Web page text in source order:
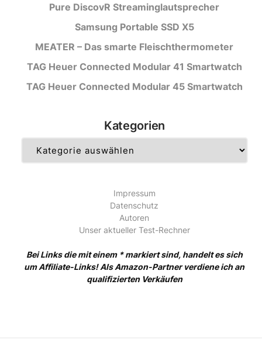
Pure DiscovR Streaminglautsprecher
Samsung Portable SSD X5
MEATER – Das smarte Fleischthermometer
TAG Heuer Connected Modular 41 Smartwatch
TAG Heuer Connected Modular 45 Smartwatch
Kategorien
Impressum
Datenschutz
Autoren
Unser aktueller Test-Rechner
Bei Links die mit einem * markiert sind, handelt es sich
um Affiliate-Links! Als Amazon-Partner verdiene ich an
qualifizierten Verkäufen